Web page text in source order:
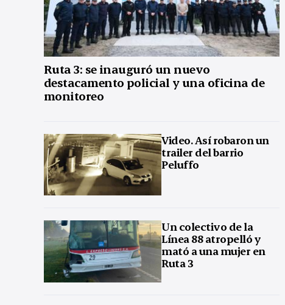
Ruta 3: se inauguró un nuevo
destacamento policial y una oficina de
monitoreo
Video. Así robaron un
trailer del barrio
Peluffo
Un colectivo de la
Línea 88 atropelló y
mató a una mujer en
Ruta 3